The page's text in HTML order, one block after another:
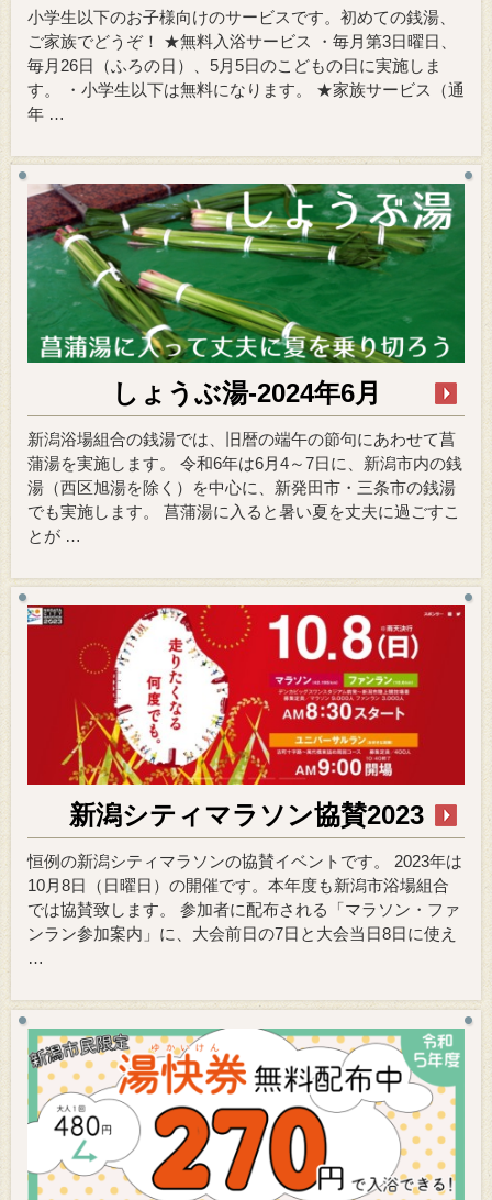
小学生以下のお子様向けのサービスです。初めての銭湯、
ご家族でどうぞ！ ★無料入浴サービス ・毎月第3日曜日、
毎月26日（ふろの日）、5月5日のこどもの日に実施しま
す。 ・小学生以下は無料になります。 ★家族サービス（通
年 …
しょうぶ湯-2024年6月
新潟浴場組合の銭湯では、旧暦の端午の節句にあわせて菖
蒲湯を実施します。 令和6年は6月4～7日に、新潟市内の銭
湯（西区旭湯を除く）を中心に、新発田市・三条市の銭湯
でも実施します。 菖蒲湯に入ると暑い夏を丈夫に過ごすこ
とが …
新潟シティマラソン協賛2023
恒例の新潟シティマラソンの協賛イベントです。 2023年は
10月8日（日曜日）の開催です。本年度も新潟市浴場組合
では協賛致します。 参加者に配布される「マラソン・ファ
ンラン参加案内」に、大会前日の7日と大会当日8日に使え
…